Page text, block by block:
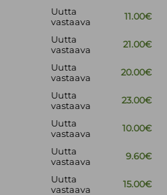
Uutta
vastaava
11.00€
Uutta
vastaava
21.00€
Uutta
vastaava
20.00€
Uutta
vastaava
23.00€
Uutta
vastaava
10.00€
Uutta
vastaava
9.60€
Uutta
vastaava
15.00€